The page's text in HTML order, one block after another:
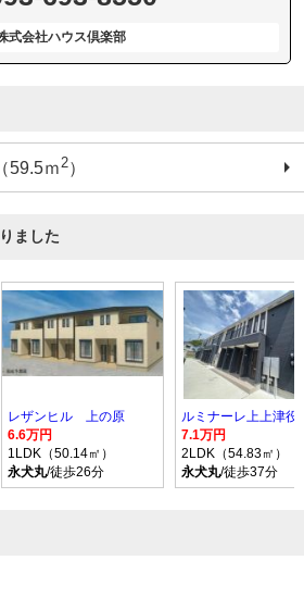
式会社ハウス倶楽部
59.5ｍ2）
ました
レザンヒル 上の原
6.6万円
1LDK（50.14㎡）
永犬丸/徒歩26分
ルミナーレ上上津役
7.1万円
2LDK（54.83㎡）
永犬丸/徒歩37分